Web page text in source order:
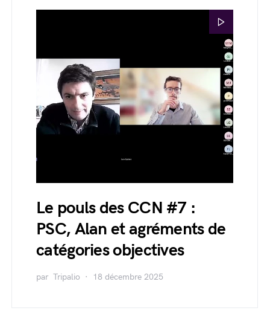
Le pouls des CCN #7 :
PSC, Alan et agréments de
catégories objectives
par Tripalio 18 décembre 2025